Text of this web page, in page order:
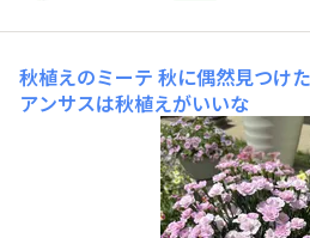
秋植えのミーテ 秋に偶然見つけ
アンサスは秋植えがいいな